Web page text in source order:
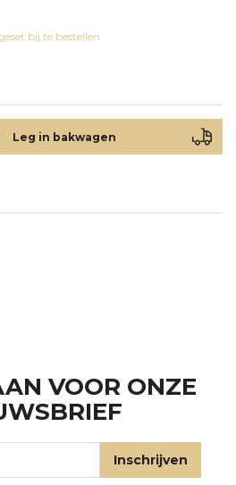
bij te bestellen
Leg in bakwagen
VOOR ONZE
Inschrijven